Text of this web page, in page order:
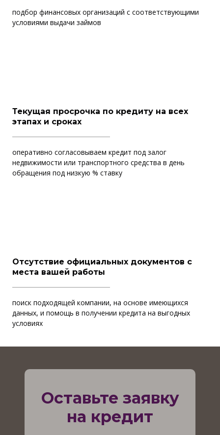
подбор финансовых организаций с соответствующими
условиями выдачи займов
Текущая просрочка по кредиту на всех
этапах и сроках
оперативно согласовываем кредит под залог
недвижимости или транспортного средства в день
обращения под низкую % ставку
Отсутствие официальных документов с
места вашей работы
поиск подходящей компании, на основе имеющихся
данных, и помощь в получении кредита на выгодных
условиях
Оставьте заявку
на кредит